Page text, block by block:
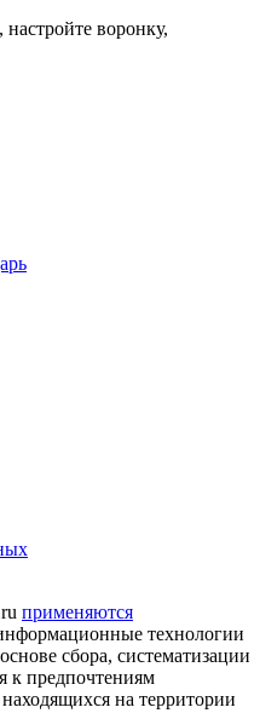
воронку,
применяются
технологии
сбора, систематизации
к предпочтениям
на территории